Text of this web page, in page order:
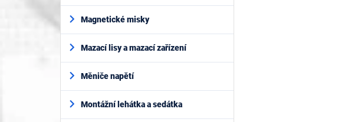
Magnetické misky
Mazací lisy a mazací zařízení
Měniče napětí
Montážní lehátka a sedátka